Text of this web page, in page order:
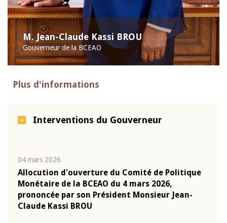
M. Jean-Claude Kassi BROU
Gouverneur de la BCEAO
Plus d'informations
Interventions du Gouverneur
04 mars 2026
Allocution d'ouverture du Comité de Politique
Monétaire de la BCEAO du 4 mars 2026,
prononcée par son Président Monsieur Jean-
Claude Kassi BROU